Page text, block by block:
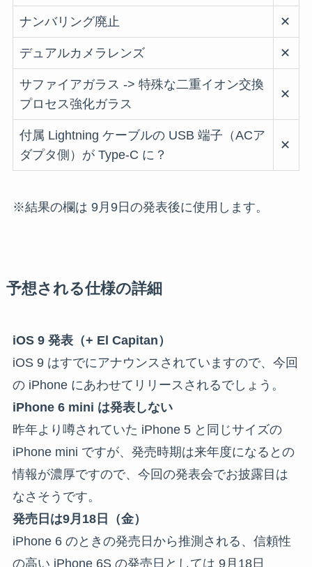
ナンバリング廃止 ✕
デュアルカメラレンズ ✕
サファイアガラス -> 特殊な二重イオン交換
プロセス強化ガラス
✕
付属 Lightning ケーブルの USB 端子（ACア
ダプタ側）が Type-C に？
✕
※結果の欄は 9月9日の発表後に使用します。
予想される仕様の詳細
iOS 9 発表（+ El Capitan）
iOS 9 はすでにアナウンスされていますので、今回
の iPhone にあわせてリリースされるでしょう。
iPhone 6 mini は発表しない
昨年より噂されていた iPhone 5 と同じサイズの
iPhone mini ですが、発売時期は来年度になるとの
情報が濃厚ですので、今回の発表会でお披露目は
なさそうです。
発売日は9月18日（金）
iPhone 6 のときの発売日から推測される、信頼性
の高い iPhone 6S の発売日としては 9月18日